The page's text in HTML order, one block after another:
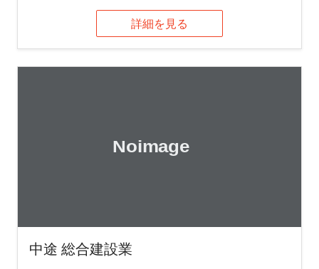
詳細を見る
中途 総合建設業